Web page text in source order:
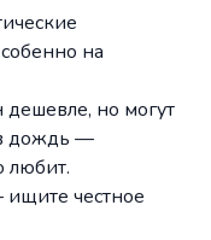
на
дешевле, но могут
дождь —
любит.
честное